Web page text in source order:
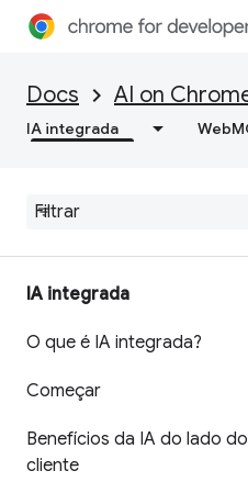
Docs AI on
IA integrada
IA integrada
O que é IA integrada?
Começar
Benefícios da IA do lado do
cliente